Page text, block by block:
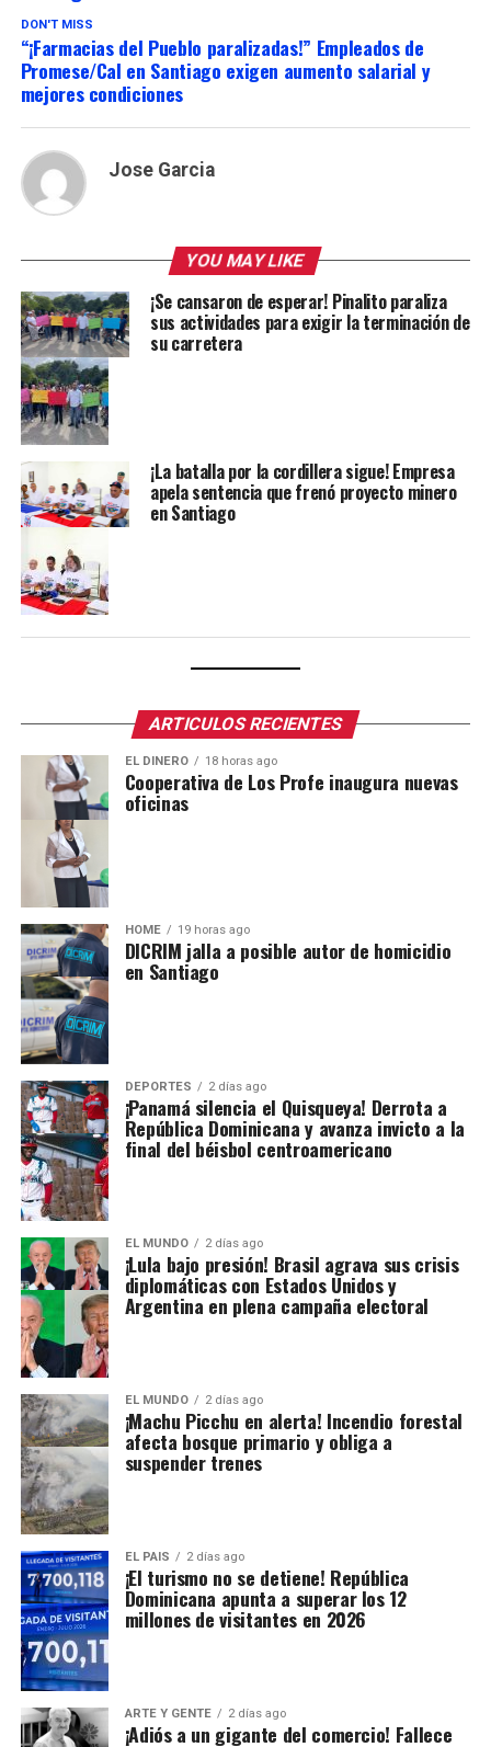
DON'T MISS
“¡Farmacias del Pueblo paralizadas!” Empleados de
Promese/Cal en Santiago exigen aumento salarial y
mejores condiciones
Jose Garcia
YOU MAY LIKE
¡Se cansaron de esperar! Pinalito paraliza
sus actividades para exigir la terminación de
su carretera
¡La batalla por la cordillera sigue! Empresa
apela sentencia que frenó proyecto minero
en Santiago
ARTICULOS RECIENTES
EL DINERO 18 horas ago
Cooperativa de Los Profe inaugura nuevas
oficinas
HOME 19 horas ago
DICRIM jalla a posible autor de homicidio
en Santiago
DEPORTES 2 días ago
¡Panamá silencia el Quisqueya! Derrota a
República Dominicana y avanza invicto a la
final del béisbol centroamericano
EL MUNDO 2 días ago
¡Lula bajo presión! Brasil agrava sus crisis
diplomáticas con Estados Unidos y
Argentina en plena campaña electoral
EL MUNDO 2 días ago
¡Machu Picchu en alerta! Incendio forestal
afecta bosque primario y obliga a
suspender trenes
EL PAIS 2 días ago
¡El turismo no se detiene! República
Dominicana apunta a superar los 12
millones de visitantes en 2026
ARTE Y GENTE 2 días ago
¡Adiós a un gigante del comercio! Fallece